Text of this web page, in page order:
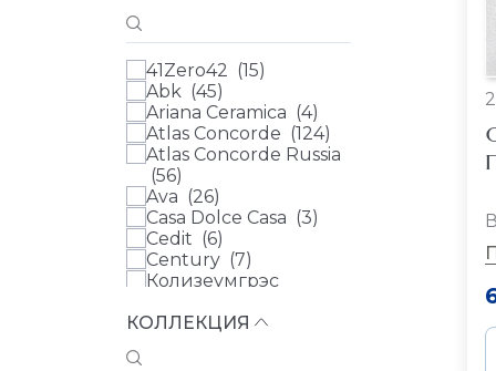
41Zero42 (15)
Abk (45)
Ariana Ceramica (4)
Atlas Concorde (124)
Atlas Concorde Russia
(56)
Ava (26)
Casa Dolce Casa (3)
Cedit (6)
Century (7)
Колизеумгрэс
Colorker ( 2 )
КОЛЛЕКЦИЯ